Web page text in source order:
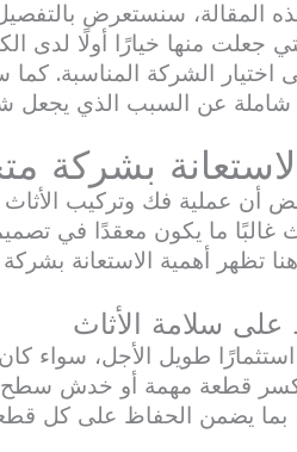
المقالة، سنستعرض
جعلت منها خيارًا أولًا لدى
الشركة المناسبة. كما
شاملة عن السبب الذي يجعل
الاستعانة
أن عملية فك وتركيب الأثاث
غالبًا ما يكون معقدًا في
تظهر أهمية الاستعانة
استثمارًا طويل الأجل، سواء
قطعة مهمة أو خدش سطح
بما يضمن الحفاظ على كل